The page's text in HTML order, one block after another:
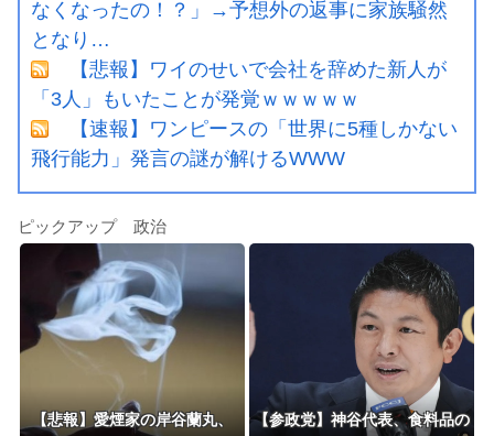
なくなったの！？」→予想外の返事に家族騒然
となり…
【悲報】ワイのせいで会社を辞めた新人が
「3人」もいたことが発覚ｗｗｗｗｗ
【速報】ワンピースの「世界に5種しかない
飛行能力」発言の謎が解けるWWW
ピックアップ 政治
【悲報】愛煙家の岸谷蘭丸、
【参政党】神谷代表、食料品の